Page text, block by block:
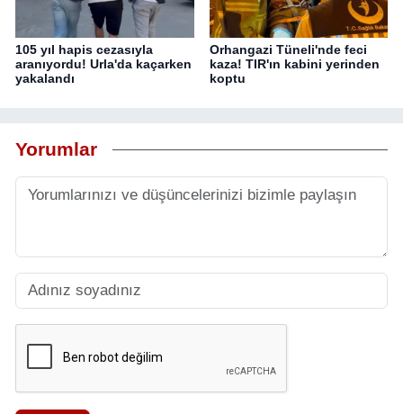
105 yıl hapis cezasıyla
aranıyordu! Urla'da kaçarken
yakalandı
Orhangazi Tüneli'nde feci
kaza! TIR'ın kabini yerinden
koptu
Yorumlar